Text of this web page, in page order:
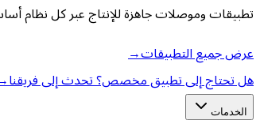
تطبيقات وموصلات جاهزة للإنتاج عبر كل نظام
عرض جميع التطبيقات→
هل تحتاج إلى تطبيق مخصص؟ تحدث إلى فريقنا
الخدمات